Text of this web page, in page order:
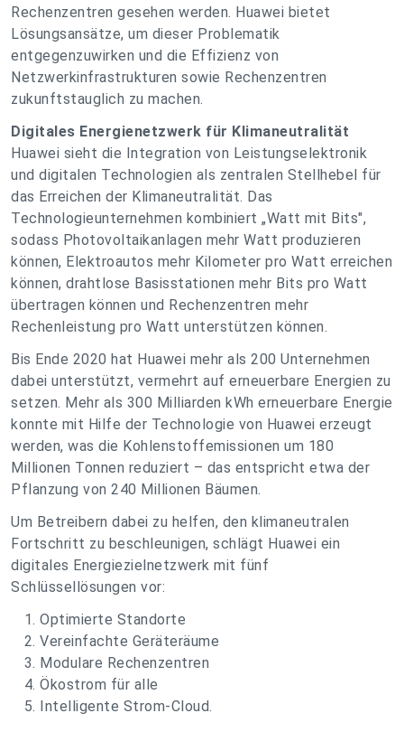
Rechenzentren gesehen werden. Huawei bietet
Lösungsansätze, um dieser Problematik
entgegenzuwirken und die Effizienz von
Netzwerkinfrastrukturen sowie Rechenzentren
zukunftstauglich zu machen.
Digitales Energienetzwerk für Klimaneutralität
Huawei sieht die Integration von Leistungselektronik
und digitalen Technologien als zentralen Stellhebel für
das Erreichen der Klimaneutralität. Das
Technologieunternehmen kombiniert „Watt mit Bits",
sodass Photovoltaikanlagen mehr Watt produzieren
können, Elektroautos mehr Kilometer pro Watt erreichen
können, drahtlose Basisstationen mehr Bits pro Watt
übertragen können und Rechenzentren mehr
Rechenleistung pro Watt unterstützen können.
Bis Ende 2020 hat Huawei mehr als 200 Unternehmen
dabei unterstützt, vermehrt auf erneuerbare Energien zu
setzen. Mehr als 300 Milliarden kWh erneuerbare Energie
konnte mit Hilfe der Technologie von Huawei erzeugt
werden, was die Kohlenstoffemissionen um 180
Millionen Tonnen reduziert – das entspricht etwa der
Pflanzung von 240 Millionen Bäumen.
Um Betreibern dabei zu helfen, den klimaneutralen
Fortschritt zu beschleunigen, schlägt Huawei ein
digitales Energiezielnetzwerk mit fünf
Schlüssellösungen vor:
Optimierte Standorte
Vereinfachte Geräteräume
Modulare Rechenzentren
Ökostrom für alle
Intelligente Strom-Cloud.